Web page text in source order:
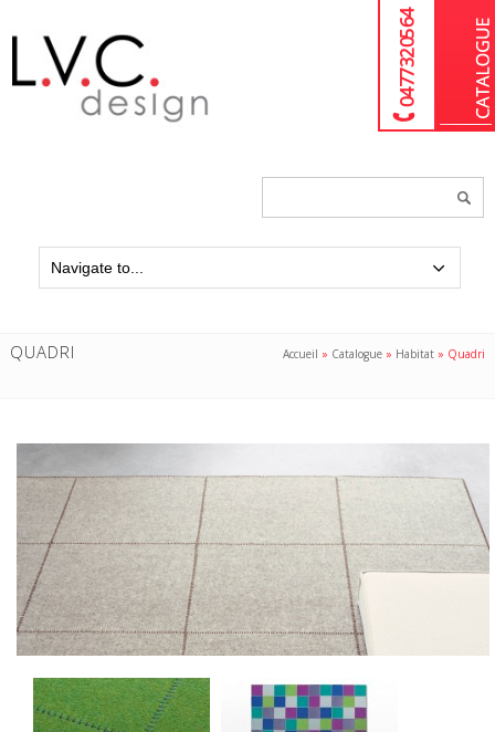
04 77 32 05 64
QUADRI Accueil » Catalogue » Habitat » Quadri